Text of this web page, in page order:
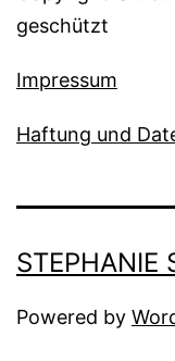
geschützt
Impressum
Haftung und
STEPHANIE
Powered by